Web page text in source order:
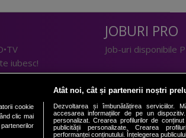
iubesc!
JOBURI PRO
Job-uri disponibile
LIFESTYLE
Doctor de Bine
Acasă
Acasă Gold
cookie
clic mai
Atât noi, cât și partenerii noștri
Dezvoltarea și îmbunătățirea serviciilor.
accesarea informațiilor de pe un
personalizat. Crearea profilurilor de
publicității personalizate. Crearea
performanței conținutului. Înțelegerea